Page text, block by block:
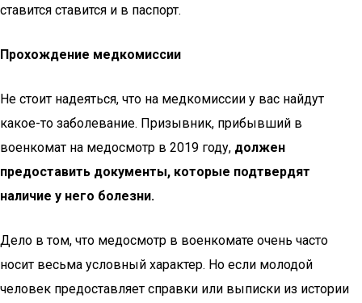
ставится ставится и в паспорт.
Прохождение медкомиссии
Не стоит надеяться, что на медкомиссии у вас найдут
какое-то заболевание. Призывник, прибывший в
военкомат на медосмотр в 2019 году, должен
предоставить документы, которые подтвердят
наличие у него болезни.
Дело в том, что медосмотр в военкомате очень часто
носит весьма условный характер. Но если молодой
человек предоставляет справки или выписки из истории